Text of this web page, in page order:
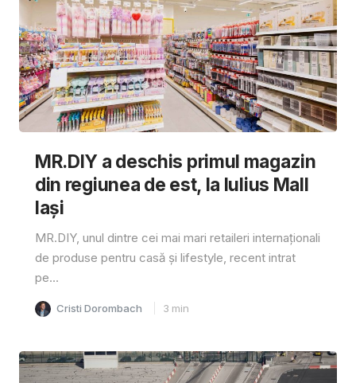
MR.DIY a deschis primul magazin
din regiunea de est, la Iulius Mall
Iași
MR.DIY, unul dintre cei mai mari retaileri internaționali
de produse pentru casă și lifestyle, recent intrat
pe...
Cristi Dorombach 3 min